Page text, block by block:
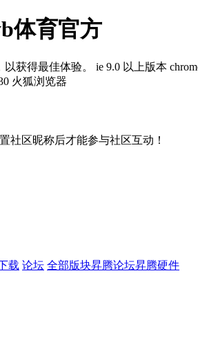
体育官方
获得最佳体验。 ie 9.0 以上版本
火狐浏览器
社区昵称后才能参与社区互动！
载 论坛 全部版块昇腾论坛昇腾硬件